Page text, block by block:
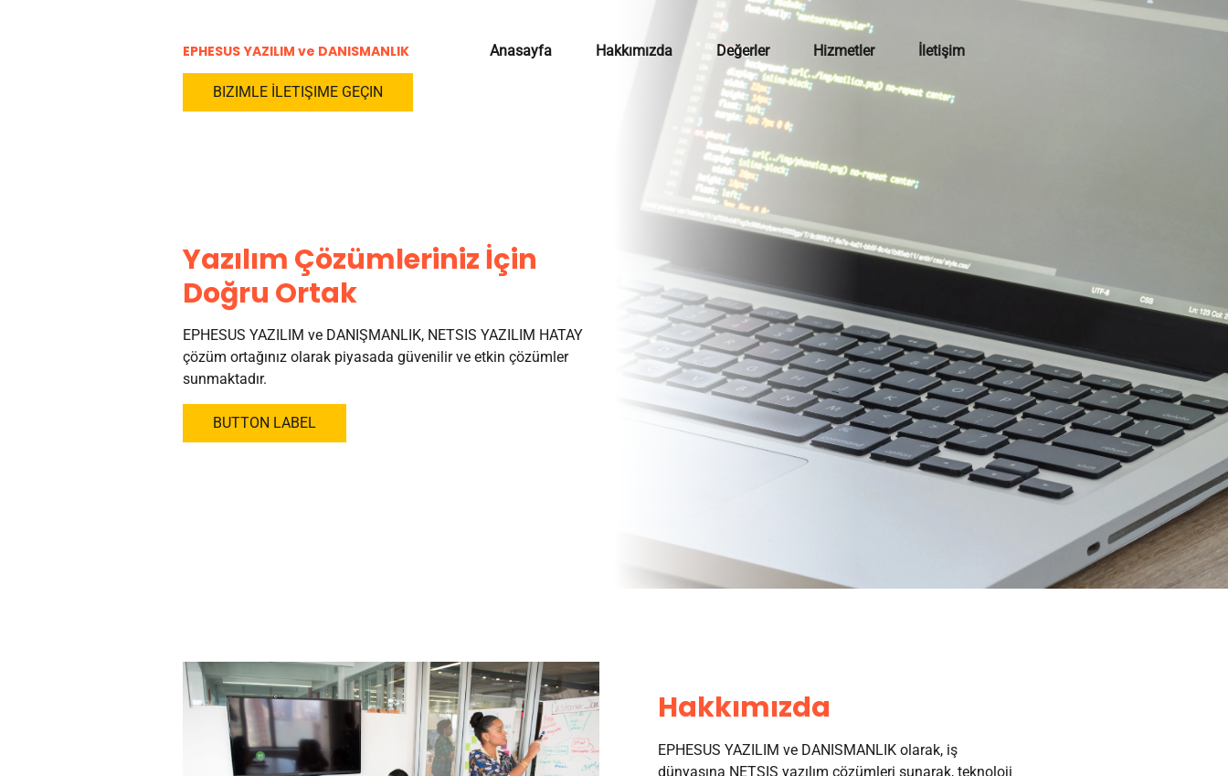
EPHESUS YAZILIM ve DANISMANLIK Anasayfa Hakkımızda Değerler Hizmetler İletişim
BIZIMLE İLETIŞIME GEÇIN
Yazılım Çözümleriniz İçin
Doğru Ortak
EPHESUS YAZILIM ve DANIŞMANLIK, NETSIS YAZILIM HATAY
çözüm ortağınız olarak piyasada güvenilir ve etkin çözümler
sunmaktadır.
BUTTON LABEL
Hakkımızda
EPHESUS YAZILIM ve DANISMANLIK olarak, iş
dünyasına NETSIS yazılım çözümleri sunarak, teknoloji